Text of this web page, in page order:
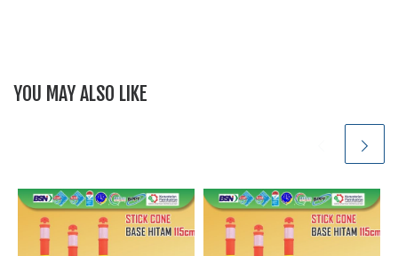
YOU MAY ALSO LIKE